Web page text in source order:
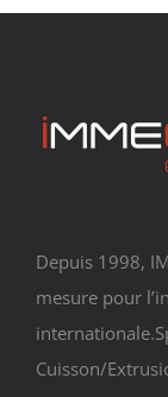
Depuis 1998,
mesure pour
Cuisson/